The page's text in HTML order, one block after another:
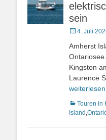
sein
Veröffentlicht
4. Juli
Amherst
Kingston
Laurence
Kategorien
Touren in
Island ,